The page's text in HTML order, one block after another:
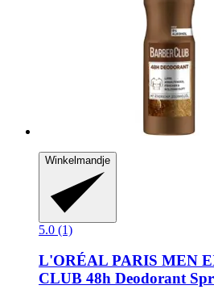
Winkelmandje
5.0 (1)
L'ORÉAL PARIS MEN
CLUB 48h Deodorant